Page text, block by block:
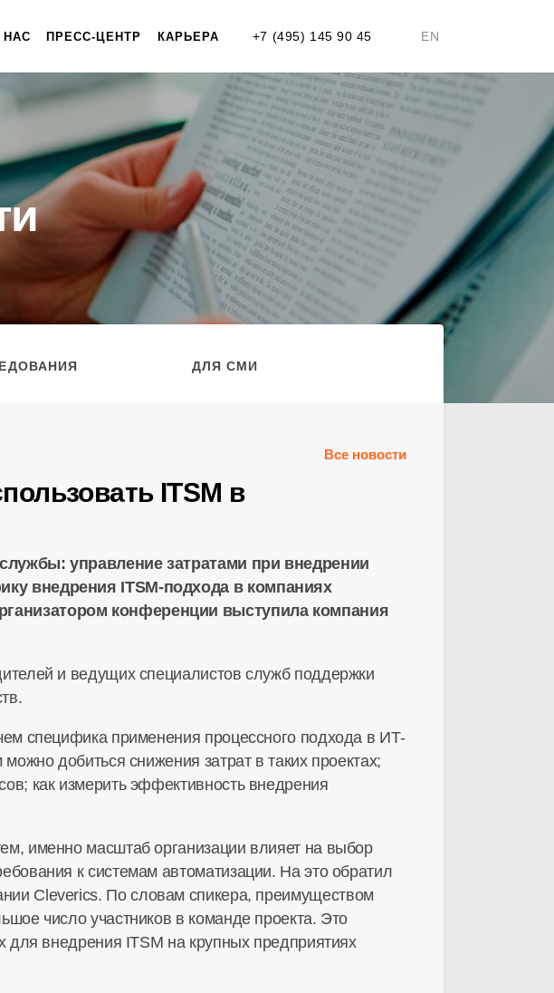
+7 (495) 145 90 45 EN
НАС ПРЕСС-ЦЕНТР КАРЬЕРА
ДЛЯ СМИ
Все новости
ITSM в
управление затратами при внедрении
внедрения ITSM-подхода в компаниях
конференции выступила компания
и ведущих специалистов служб поддержки
специфика применения процессного подхода в ИТ-
добиться снижения затрат в таких проектах;
как измерить эффективность внедрения
именно масштаб организации влияет на выбор
к системам автоматизации. На это обратил
Cleverics. По словам спикера, преимуществом
число участников в команде проекта. Это
для внедрения IТSM на крупных предприятиях